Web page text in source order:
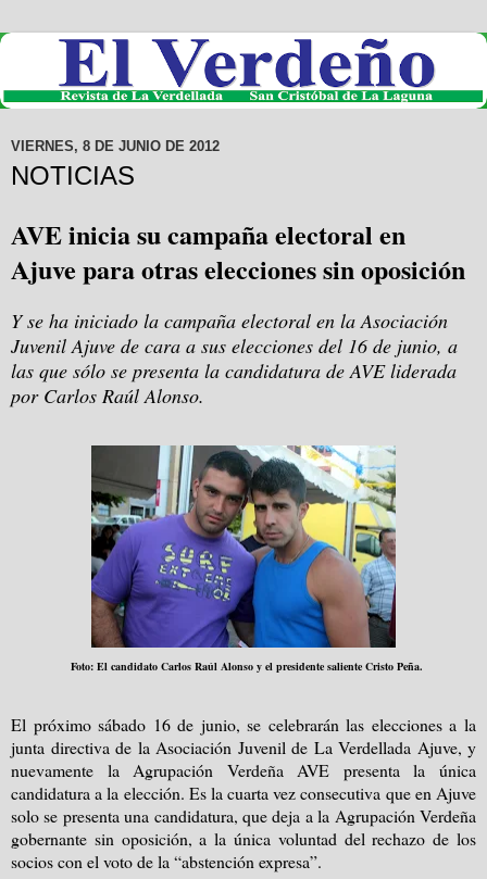
VIERNES, 8 DE JUNIO DE 2012
NOTICIAS
AVE inicia su campaña electoral en
Ajuve para otras elecciones sin oposición
Y se ha iniciado la campaña electoral en la Asociación
Juvenil Ajuve de cara a sus elecciones del 16 de junio, a
las que sólo se presenta la candidatura de AVE liderada
por Carlos Raúl Alonso.
Foto: El candidato Carlos Raúl Alonso y el presidente saliente Cristo Peña.
El próximo sábado 16 de junio, se celebrarán las elecciones a la
junta directiva de la Asociación Juvenil de La Verdellada Ajuve, y
nuevamente la Agrupación Verdeña AVE presenta la única
candidatura a la elección. Es la cuarta vez consecutiva que en Ajuve
solo se presenta una candidatura, que deja a la Agrupación Verdeña
gobernante sin oposición, a la única voluntad del rechazo de los
socios con el voto de la “abstención expresa”.